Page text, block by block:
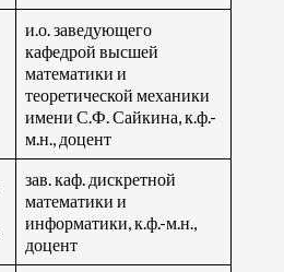
и.о. заведующего
кафедрой высшей
математики и
теоретической механики
имени С.Ф. Сайкина, к.ф.-
м.н., доцент
зав. каф. дискретной
математики и
информатики, к.ф.-м.н.,
доцент